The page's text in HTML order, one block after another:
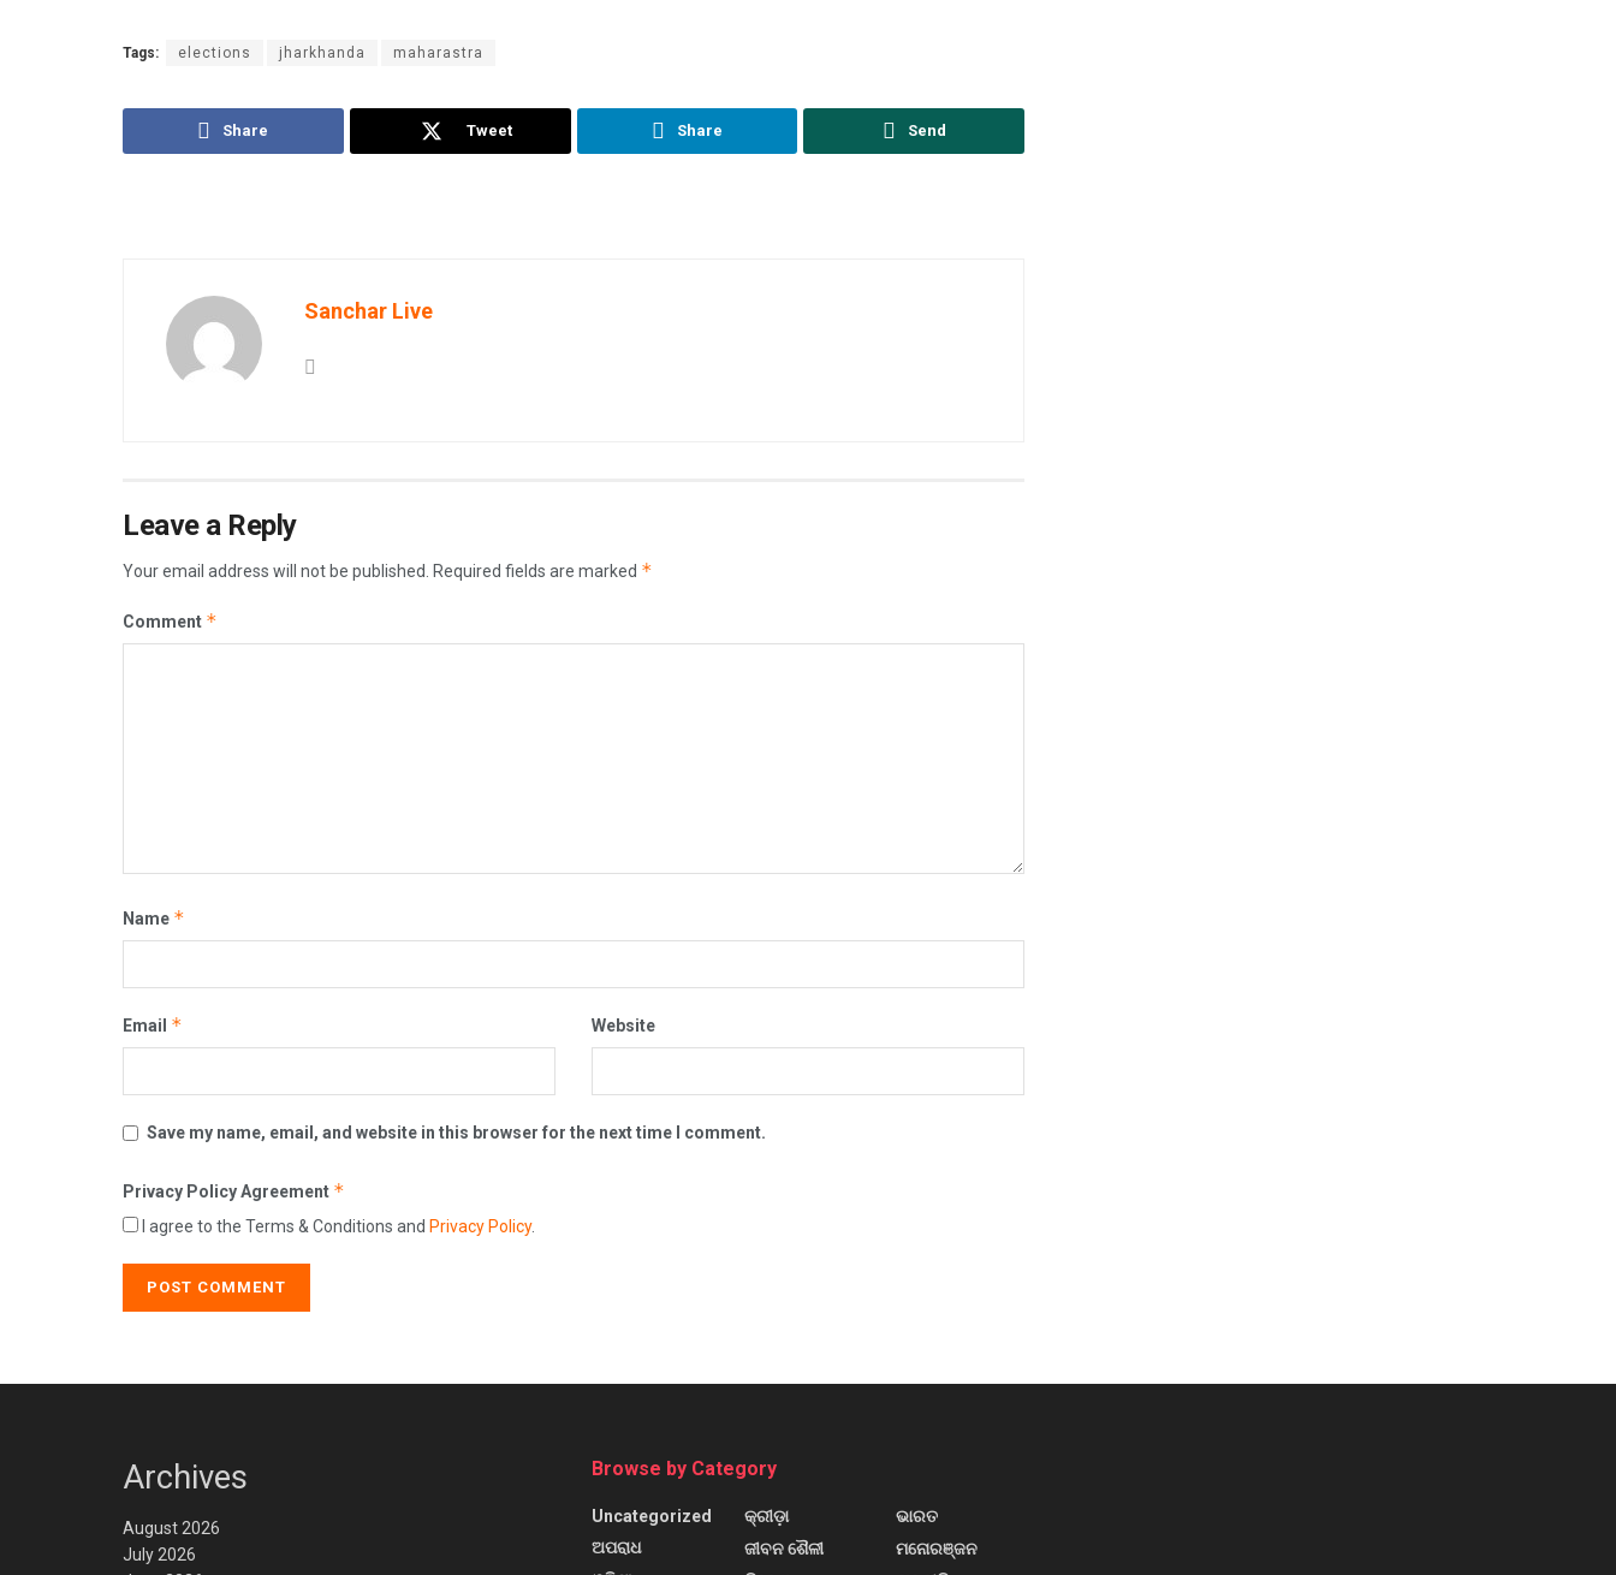
Tags: elections jharkhanda maharastra
Share Tweet Share Send
Sanchar Live
Leave a Reply
Your email address will not be published. Required fields are marked *
Comment *
Name *
Email * Website
Save my name, email, and website in this browser for the next time I comment.
Privacy Policy Agreement *
I agree to the Terms & Conditions and Privacy Policy.
Archives
August 2026
July 2026
Browse by Category
Uncategorized
ଅପରାଧ
କ୍ରୀଡ଼ା
ଜୀବନ ଶୈଳୀ
ଭାରତ
ମନୋରଞ୍ଜନ